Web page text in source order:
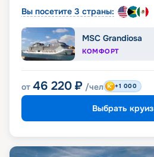
Вы посетите 3 страны:
MSC Grandiosa
КОМФОРТ
от 46 220 ₽ /чел +1 000
Выбрать круиз